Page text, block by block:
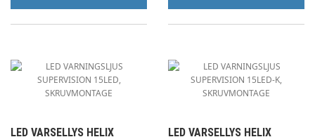
LED VARSELLYS HELIX
LED VARSELLYS HELIX